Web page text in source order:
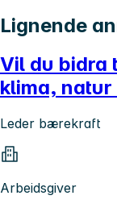
Lignende
Vil du bidra
klima, natur
Leder bærekraft
Arbeidsgiver